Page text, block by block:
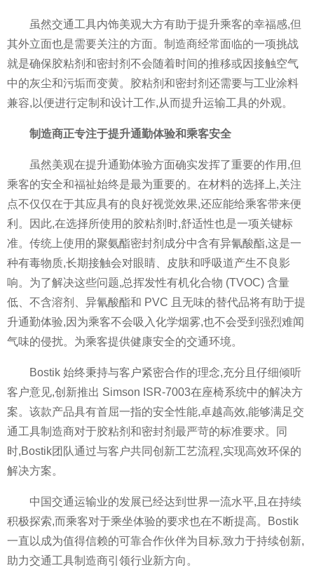
虽然交通工具内饰美观大方有助于提升乘客的幸福感,但
其外立面也是需要关注的方面。制造商经常面临的一项挑战
就是确保胶粘剂和密封剂不会随着时间的推移或因接触空气
中的灰尘和污垢而变黄。胶粘剂和密封剂还需要与工业涂料
兼容,以便进行定制和设计工作,从而提升运输工具的外观。
制造商正专注于提升通勤体验和乘客安全
虽然美观在提升通勤体验方面确实发挥了重要的作用,但
乘客的安全和福祉始终是最为重要的。在材料的选择上,关注
点不仅仅在于其应具有的良好视觉效果,还应能给乘客带来便
利。因此,在选择所使用的胶粘剂时,舒适性也是一项关键标
准。传统上使用的聚氨酯密封剂成分中含有异氰酸酯,这是一
种有毒物质,长期接触会对眼睛、皮肤和呼吸道产生不良影
响。为了解决这些问题,总挥发性有机化合物 (TVOC) 含量
低、不含溶剂、异氰酸酯和 PVC 且无味的替代品将有助于提
升通勤体验,因为乘客不会吸入化学烟雾,也不会受到强烈难闻
气味的侵扰。为乘客提供健康安全的交通环境。
Bostik 始终秉持与客户紧密合作的理念,充分且仔细倾听
客户意见,创新推出 Simson ISR-7003在座椅系统中的解决方
案。该款产品具有首屈一指的安全性能,卓越高效,能够满足交
通工具制造商对于胶粘剂和密封剂最严苛的标准要求。同
时,Bostik团队通过与客户共同创新工艺流程,实现高效环保的
解决方案。
中国交通运输业的发展已经达到世界一流水平,且在持续
积极探索,而乘客对于乘坐体验的要求也在不断提高。Bostik
一直以成为值得信赖的可靠合作伙伴为目标,致力于持续创新,
助力交通工具制造商引领行业新方向。